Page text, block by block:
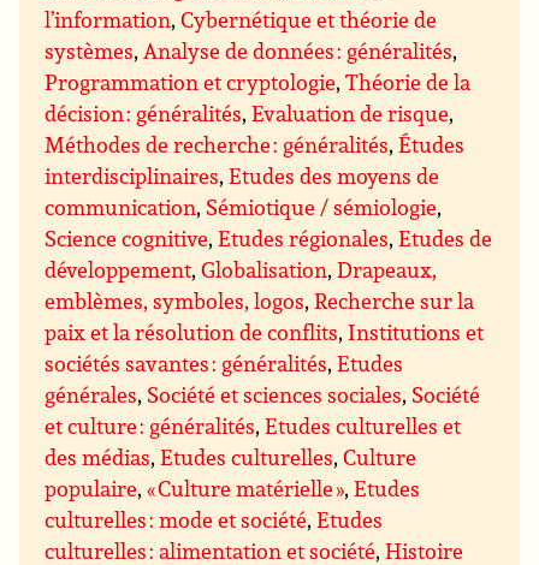
l’information,Cybernétique et théorie de
systèmes,Analyse de données : généralités,
Programmation et cryptologie,Théorie de la
décision : généralités,Evaluation de risque,
Méthodes de recherche : généralités,Études
interdisciplinaires,Etudes des moyens de
communication, Sémiotique / sémiologie,
Science cognitive,Etudes régionales,Etudes de
développement,Globalisation,Drapeaux,
emblèmes, symboles, logos,Recherche sur la
paix et la résolution de conflits, Institutions et
sociétés savantes : généralités,Etudes
générales, Société et sciences sociales, Société
et culture : généralités,Etudes culturelles et
des médias,Etudes culturelles,Culture
populaire,« Culture matérielle »,Etudes
culturelles : mode et société,Etudes
culturelles : alimentation et société,Histoire